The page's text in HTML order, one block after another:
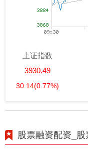
上证指数
3930.49
30.14(0.77%)
股票融资配资_